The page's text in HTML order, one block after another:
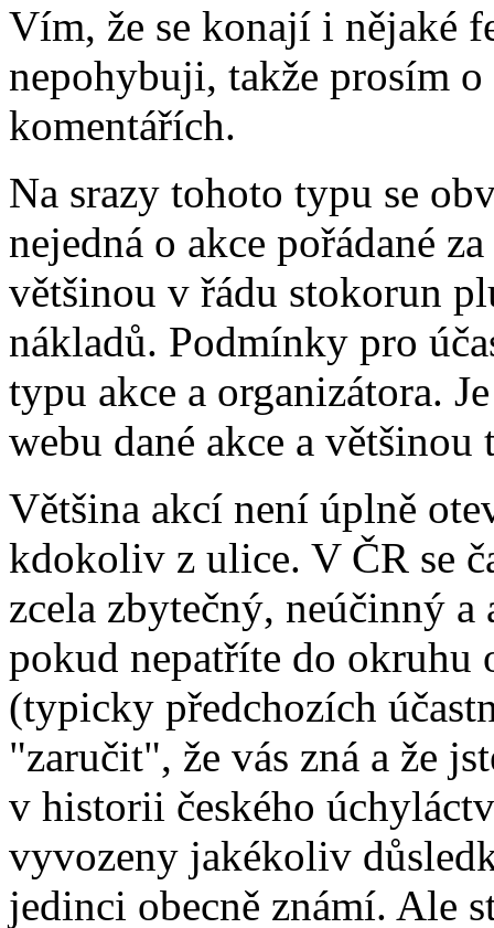
Vím, že se konají i nějaké
nepohybuji, takže prosím
komentářích.
Na srazy tohoto typu se
nejedná o akce pořádané
většinou v řádu stokorun
nákladů. Podmínky pro
typu akce a organizátora.
webu dané akce a
Většina akcí není úplně
kdokoliv z ulice. V ČR se
zcela zbytečný, neúčinný
pokud nepatříte do okruhu
(typicky předchozích
"zaručit", že vás zná a že
v historii českého
vyvozeny jakékoliv
jedinci obecně známí. Ale